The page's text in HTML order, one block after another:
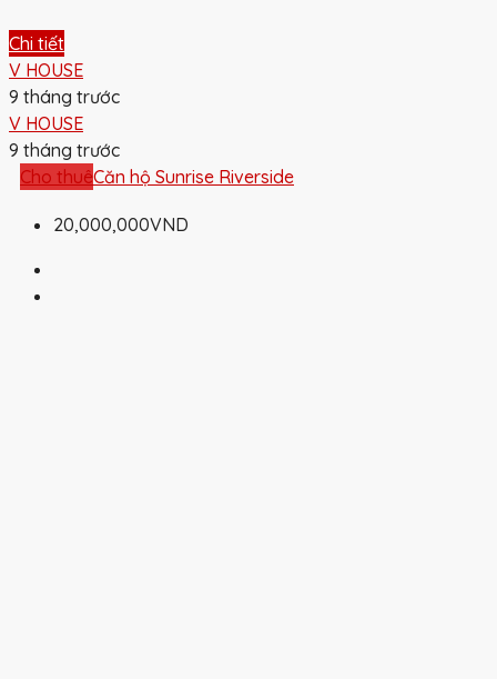
Chi tiết
V HOUSE
9 tháng trước
V HOUSE
9 tháng trước
Cho thuêCăn hộ Sunrise Riverside
20,000,000VND